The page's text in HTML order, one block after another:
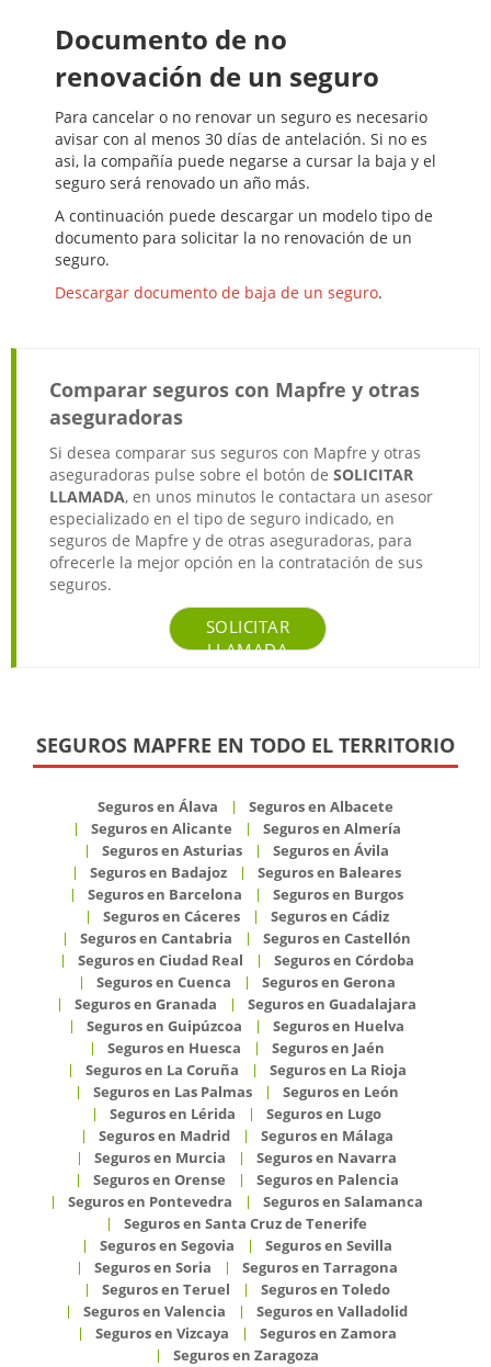
Documento de no
renovación de un seguro
Para cancelar o no renovar un seguro es necesario
avisar con al menos 30 días de antelación. Si no es
asi, la compañía puede negarse a cursar la baja y el
seguro será renovado un año más.
A continuación puede descargar un modelo tipo de
documento para solicitar la no renovación de un
seguro.
Descargar documento de baja de un seguro.
Comparar seguros con Mapfre y otras
aseguradoras
Si desea comparar sus seguros con Mapfre y otras
aseguradoras pulse sobre el botón de SOLICITAR
LLAMADA, en unos minutos le contactara un asesor
especializado en el tipo de seguro indicado, en
seguros de Mapfre y de otras aseguradoras, para
ofrecerle la mejor opción en la contratación de sus
seguros.
SOLICITAR
LLAMADA
SEGUROS MAPFRE EN TODO EL TERRITORIO
Seguros en Álava
Seguros en Albacete
Seguros en Alicante
Seguros en Almería
Seguros en Asturias
Seguros en Ávila
Seguros en Badajoz
Seguros en Baleares
Seguros en Barcelona
Seguros en Burgos
Seguros en Cáceres
Seguros en Cádiz
Seguros en Cantabria
Seguros en Castellón
Seguros en Ciudad Real
Seguros en Córdoba
Seguros en Cuenca
Seguros en Gerona
Seguros en Granada
Seguros en Guadalajara
Seguros en Guipúzcoa
Seguros en Huelva
Seguros en Huesca
Seguros en Jaén
Seguros en La Coruña
Seguros en La Rioja
Seguros en Las Palmas
Seguros en León
Seguros en Lérida
Seguros en Lugo
Seguros en Madrid
Seguros en Málaga
Seguros en Murcia
Seguros en Navarra
Seguros en Orense
Seguros en Palencia
Seguros en Pontevedra
Seguros en Salamanca
Seguros en Santa Cruz de Tenerife
Seguros en Segovia
Seguros en Sevilla
Seguros en Soria
Seguros en Tarragona
Seguros en Teruel
Seguros en Toledo
Seguros en Valencia
Seguros en Valladolid
Seguros en Vizcaya
Seguros en Zamora
Seguros en Zaragoza